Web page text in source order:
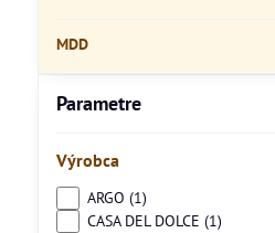
Parametre
Výrobca
ARGO (1)
CASA DEL DOLCE (1)
MDD